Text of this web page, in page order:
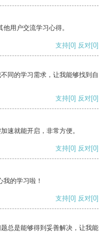
用户交流学习心得。
支持[0] 反对[0]
同的学习需求，让我能够找到自
支持[0] 反对[0]
速就能开启，非常方便。
支持[0] 反对[0]
的学习啦！
支持[0] 反对[0]
总是能够得到妥善解决，让我能